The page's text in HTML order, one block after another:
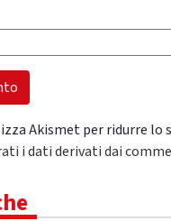
Akismet per ridurre lo
i dati derivati dai